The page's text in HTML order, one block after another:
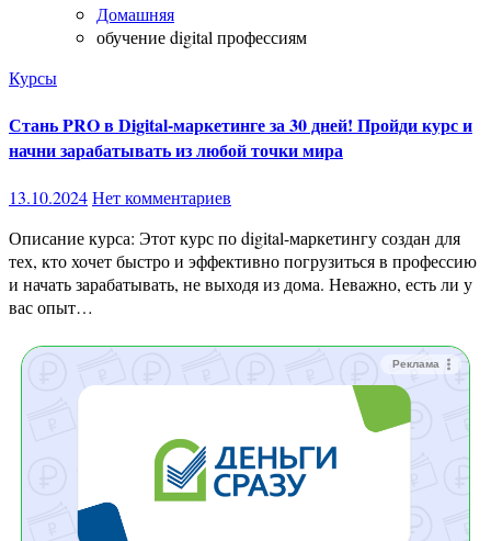
Домашняя
обучение digital профессиям
Курсы
Стань PRO в Digital-маркетинге за 30 дней! Пройди курс и
начни зарабатывать из любой точки мира
13.10.2024Нет комментариев
Описание курса: Этот курс по digital-маркетингу создан для
тех, кто хочет быстро и эффективно погрузиться в профессию
и начать зарабатывать, не выходя из дома. Неважно, есть ли у
вас опыт…
Реклама